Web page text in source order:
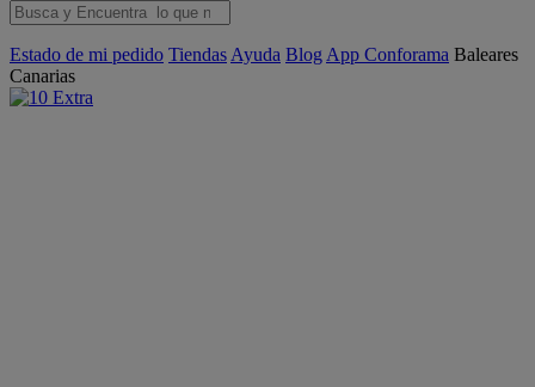
Estado de mi pedido Tiendas Ayuda Blog App Conforama Baleares
Canarias